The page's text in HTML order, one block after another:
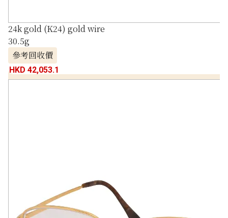
24k gold (K24) gold wire
30.5g
參考回收價
HKD 42,053.1